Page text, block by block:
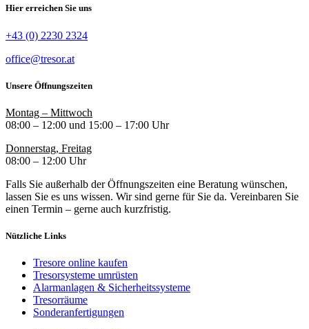
Hier erreichen Sie uns
+43 (0) 2230 2324
office@tresor.at
Unsere Öffnungszeiten
Montag – Mittwoch
08:00 – 12:00 und 15:00 – 17:00 Uhr
Donnerstag, Freitag
08:00 – 12:00 Uhr
Falls Sie außerhalb der Öffnungszeiten eine Beratung wünschen,
lassen Sie es uns wissen. Wir sind gerne für Sie da. Vereinbaren Sie
einen Termin – gerne auch kurzfristig.
Nützliche Links
Tresore online kaufen
Tresorsysteme umrüsten
Alarmanlagen & Sicherheitssysteme
Tresorräume
Sonderanfertigungen